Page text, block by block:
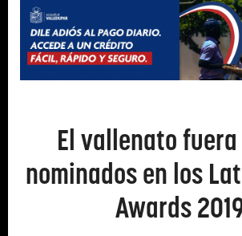
El vallenato
nominados en los
Awards